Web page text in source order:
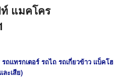
แมคโคร
แทรกเตอร์ รถไถ รถเกี่ยวข้าว แบ็คโฮ
ะเสีย)